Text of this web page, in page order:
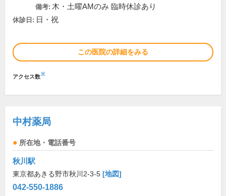
備考: 木・土曜AMのみ 臨時休診あり
休診日: 日・祝
この医院の詳細をみる
アクセス数※
中村薬局
所在地・電話番号
秋川駅
東京都あきる野市秋川2-3-5 [地図]
042-550-1886